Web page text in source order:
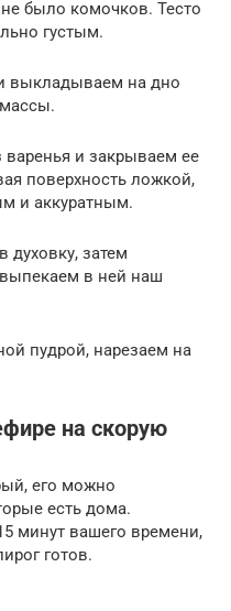
было комочков. Тесто
густым.
выкладываем на дно
и закрываем ее
поверхность ложкой,
и аккуратным.
духовку, затем
в ней наш
пудрой, нарезаем на
на скорую
его можно
есть дома.
минут вашего времени,
готов.